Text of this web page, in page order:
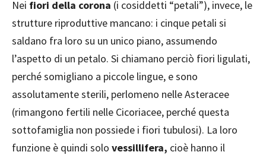
Nei fiori della corona (i cosiddetti “petali”), invece, le
strutture riproduttive mancano: i cinque petali si
saldano fra loro su un unico piano, assumendo
l’aspetto di un petalo. Si chiamano perciò fiori ligulati,
perché somigliano a piccole lingue, e sono
assolutamente sterili, perlomeno nelle Asteracee
(rimangono fertili nelle Cicoriacee, perché questa
sottofamiglia non possiede i fiori tubulosi). La loro
funzione è quindi solo vessillifera, cioè hanno il